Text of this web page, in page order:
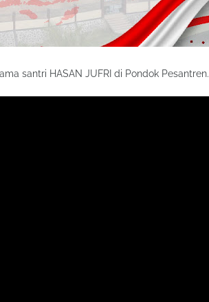
santri HASAN JUFRI di Pondok Pesantren.